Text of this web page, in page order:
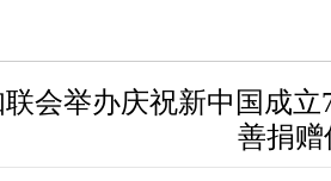
会举办庆祝新中国成
善捐赠